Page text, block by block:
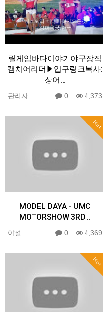
릴게임바다이야기야구장직
캠치어리더▶입구링크복사:
상어…
관리자 0 4,373
Hot
MODEL DAYA - UMC
MOTORSHOW 3RD…
야설 0 4,369
Hot